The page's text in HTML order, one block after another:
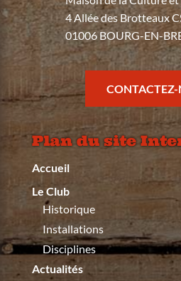
4 Allée des Brotteaux
01006 BOURG-EN-
CONTACTEZ-
Plan du site
Accueil
Le Club
Historique
Installations
Disciplines
Actualités